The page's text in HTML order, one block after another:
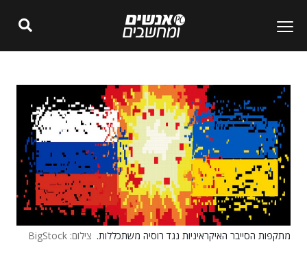
מתקפות הסייבר האיקראיניות נגד רוסיה משתכללות. צילום: BigStock